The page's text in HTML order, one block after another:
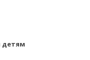
детям